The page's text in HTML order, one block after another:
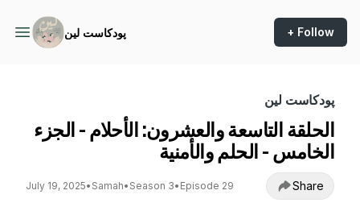
پودكاست لين + Follow
پودكاست لين
الحلقة التاسعة والعشرون: الأحلام - الجزء
الخامس - الحلم والأمنية
July 19, 2025• Samah• Season 3• Episode 29 Share